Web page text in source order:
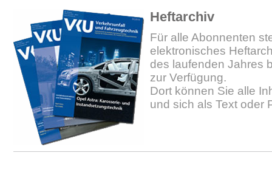
Heftarchiv
Für alle Abonnenten
elektronisches
des laufenden Jahres
zur Verfügung.
Dort können Sie alle
und sich als Text oder